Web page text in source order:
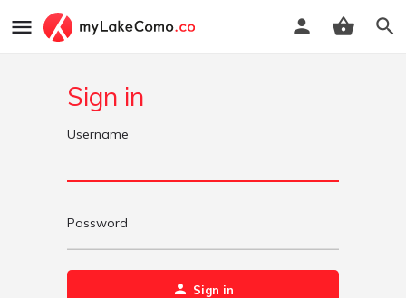
Sign in
Username
Password
Sign in